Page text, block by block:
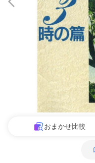
おまかせ比較